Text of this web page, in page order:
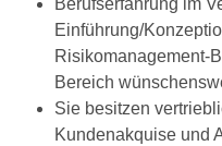
Berufserfahrung im
Einführung/
Risikomanagement-
Bereich
Sie besitzen
Kundenakquise und